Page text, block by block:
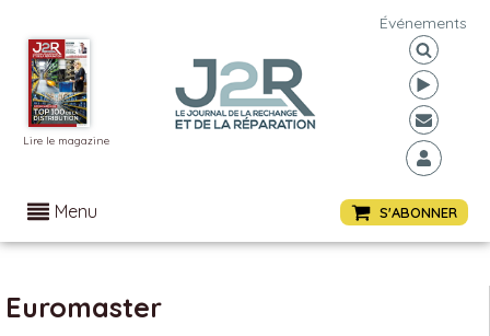
Lire le magazine
Événements
Menu S'ABONNER
Euromaster